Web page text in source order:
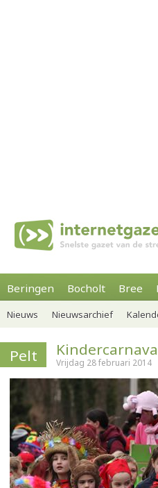
Beringen Bocholt Bree
Nieuws Nieuwsarchief
Pelt Vrijdag 28 februari 2014